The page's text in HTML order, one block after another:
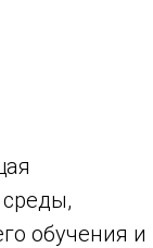
обучения и